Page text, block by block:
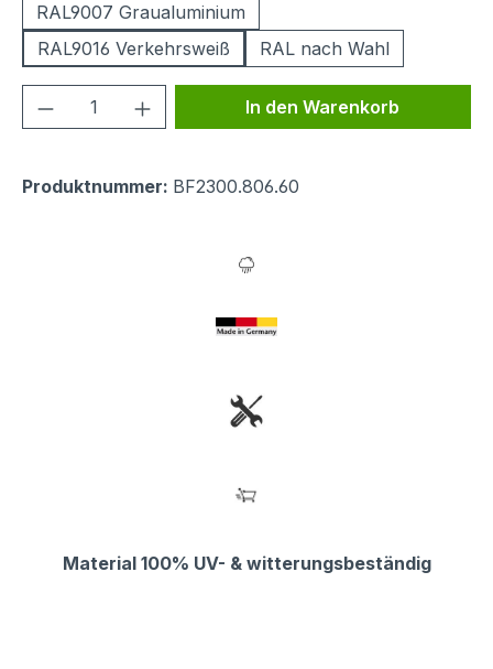
RAL9007 Graualuminium
RAL9016 Verkehrsweiß
RAL nach Wahl
Produkt Anzahl: Gib denIn den Warenkorb
Produktnummer: BF2300.806.60
Material 100% UV- & witterungsbeständig